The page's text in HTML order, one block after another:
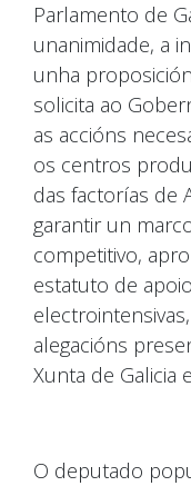
Parlamento de
unanimidade, a
unha
solicita ao
as accións
os centros
das factorías de
garantir un
competitivo,
estatuto de
alegacións
Xunta de Galicia
O deputado